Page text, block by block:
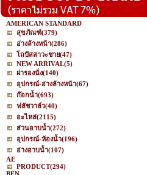
AMERICAN STANDARD
สุขภัณฑ์(379)
อ่างล้างหน้า(286)
โถปัสสาวะชาย(47)
NEW ARRIVAL(5)
ฝารองนั่ง(140)
อุปกรณ์-อ่างล้างหน้า(67)
ก๊อกน้ำ(693)
ฟลัชวาล์ว(40)
อะไหล่(2115)
ส่วนอาบน้ำ(272)
อุปกรณ์-ห้องน้ำ(196)
อ่างอาบน้ำ(107)
AE
PRODUCT(294)